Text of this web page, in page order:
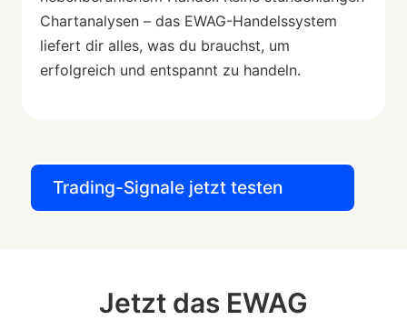
Chartanalysen – das EWAG-Handelssystem
liefert dir alles, was du brauchst, um
erfolgreich und entspannt zu handeln.
Trading-Signale jetzt testen
Jetzt das EWAG